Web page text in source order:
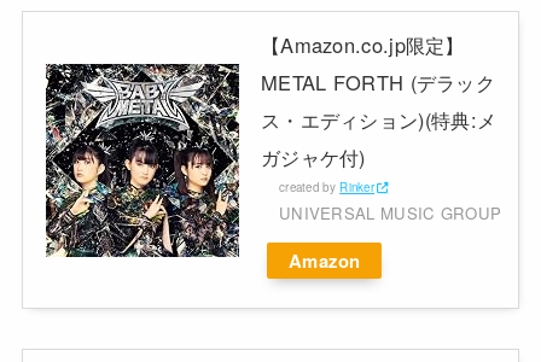
【Amazon.co.jp限定】
METAL FORTH (デラック
ス・エディション)(特典:メ
ガジャケ付)
created by Rinker
UNIVERSAL MUSIC GROUP
Amazon